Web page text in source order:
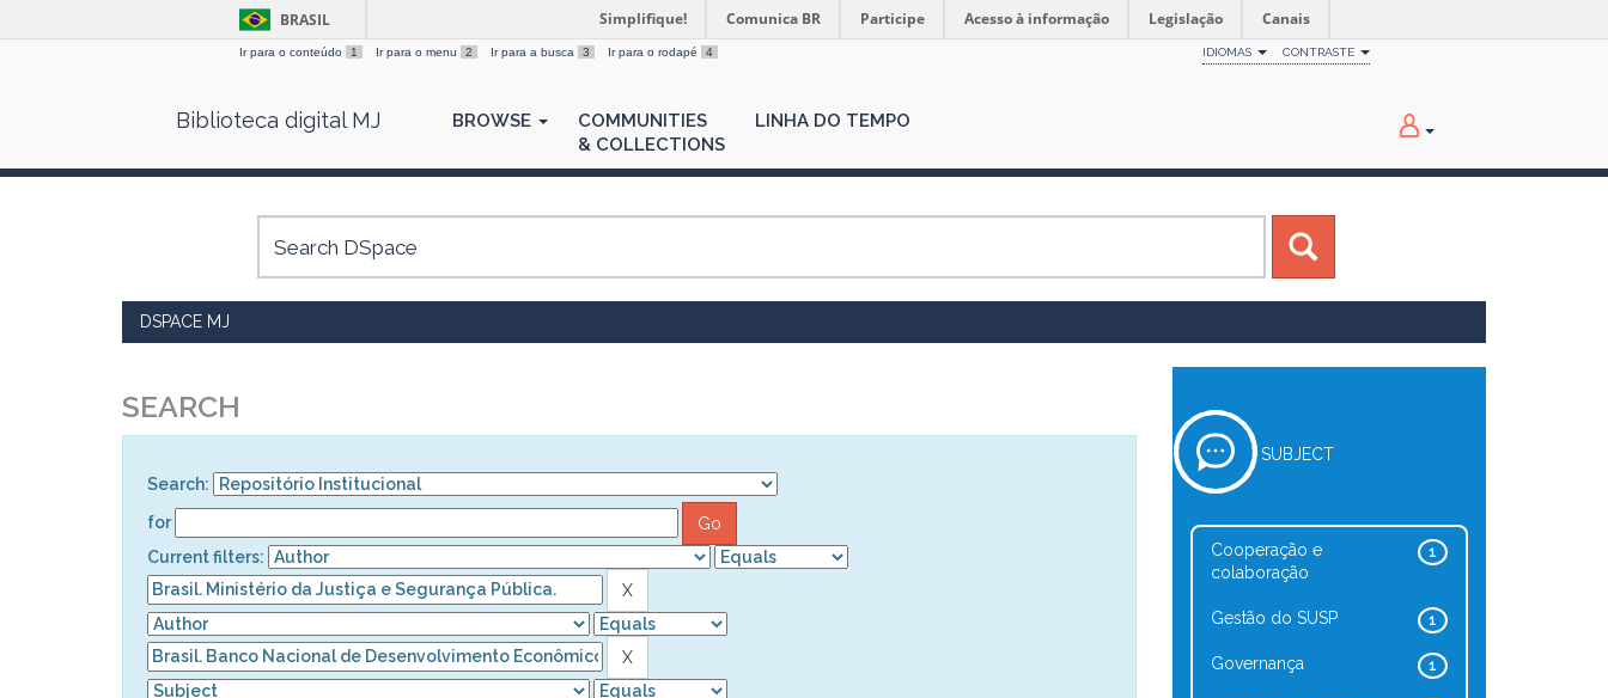
BRASIL Simplifique! Comunica BR Participe Acesso à informação Legislação Canais
Ir para o conteúdo 1 Ir para o menu 2 Ir para a busca 3 Ir para o rodapé 4 IDIOMAS CONTRASTE
Biblioteca digital MJ BROWSE
COMMUNITIES
& COLLECTIONS
LINHA DO TEMPO
DSPACE MJ
SEARCH
Search:
for
Current filters:
SUBJECT
1
Cooperação e
colaboração
1
Gestão do SUSP
1
Governança